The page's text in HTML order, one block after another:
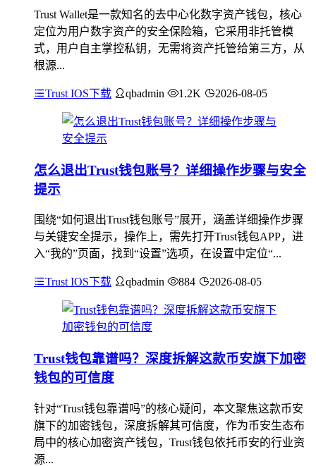
Trust Wallet是一款知名的去中心化数字资产钱包，核心
定位为用户数字资产的安全保险箱，它采用非托管模
式，用户自主掌控私钥，无需将资产托管给第三方，从
根源...
Trust IOS下载 qbadmin 1.2K 2026-08-05
怎么退出Trust钱包账号？详细操作步骤与安全
提示
围绕“如何退出Trust钱包账号”展开，涵盖详细操作步骤
与关键安全提示，操作上，需先打开Trust钱包APP，进
入“我的”页面，找到“设置”选项，在设置中定位“...
Trust IOS下载 qbadmin 884 2026-08-05
Trust钱包靠谱吗？深度拆解这款币安旗下加密
钱包的可信度
针对“Trust钱包靠谱吗”的核心疑问，本文聚焦这款币安
旗下的加密钱包，深度拆解其可信度，作为币安生态布
局中的核心加密资产钱包，Trust钱包依托币安的行业资
源...